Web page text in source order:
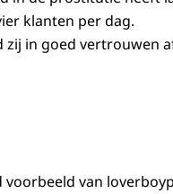
klanten per dag.
zij in goed vertrouwen
van